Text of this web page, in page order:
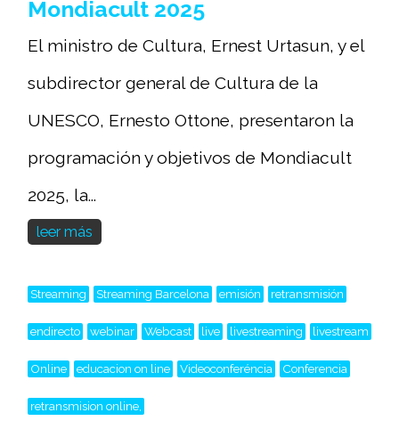
Mondiacult 2025
El ministro de Cultura, Ernest Urtasun, y el
subdirector general de Cultura de la
UNESCO, Ernesto Ottone, presentaron la
programación y objetivos de Mondiacult
2025, la...
leer más
Streaming Streaming Barcelona emisión retransmisión
endirecto webinar Webcast live livestreaming livestream
Online educacion on line Videoconferéncia Conferencia
retransmision online,